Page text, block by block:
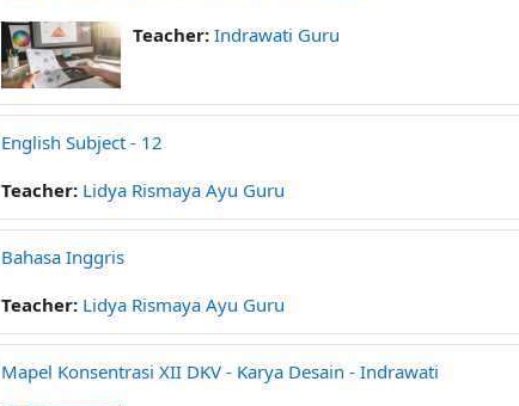
Teacher: Indrawati Guru
English Subject - 12
Teacher: Lidya Rismaya Ayu Guru
Bahasa Inggris
Teacher: Lidya Rismaya Ayu Guru
Mapel Konsentrasi XII DKV - Karya Desain - Indrawati